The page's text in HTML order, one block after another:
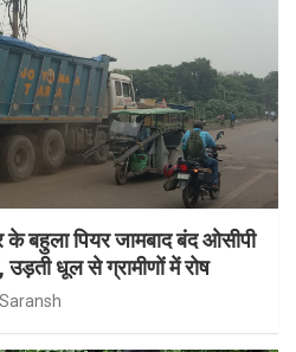
के बहुला पियर जामबाद बंद ओसीपी
उड़ती धूल से ग्रामीणों में रोष